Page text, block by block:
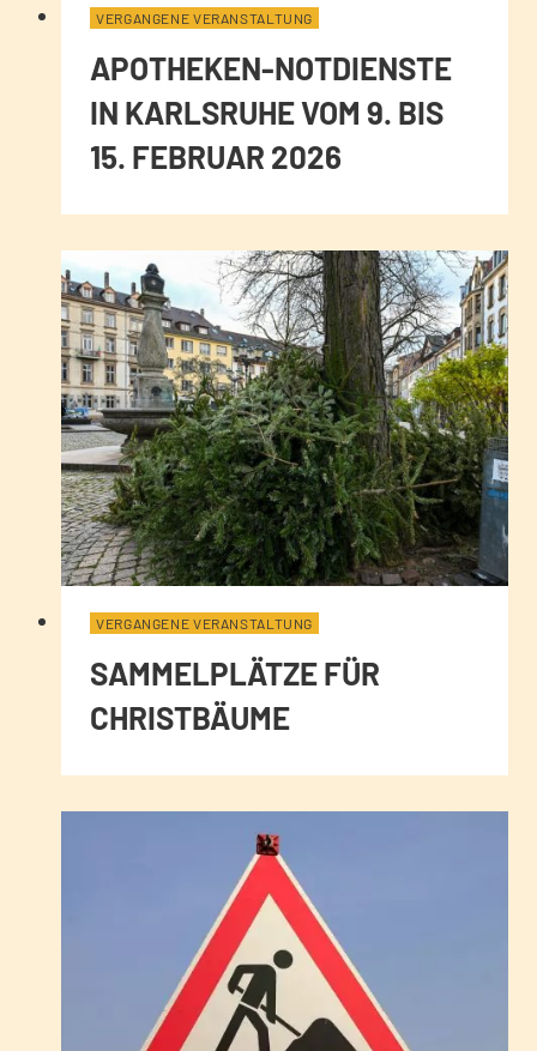
VERGANGENE VERANSTALTUNG
APOTHEKEN-NOTDIENSTE
IN KARLSRUHE VOM 9. BIS
15. FEBRUAR 2026
VERGANGENE VERANSTALTUNG
SAMMELPLÄTZE FÜR
CHRISTBÄUME